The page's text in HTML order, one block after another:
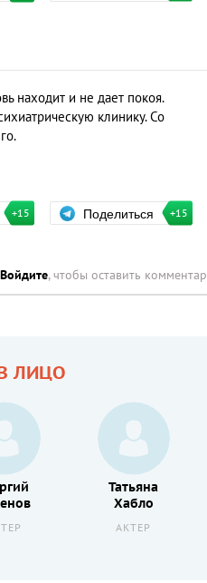
находит и не дает покоя.
клинику. Со
+15 Поделиться +15
Войдите, чтобы оставить
ЛИЦО
Татьяна
Хабло
АКТЕР